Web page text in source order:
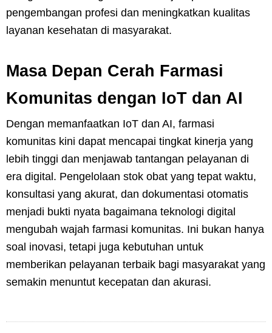
pengembangan profesi dan meningkatkan kualitas
layanan kesehatan di masyarakat.
Masa Depan Cerah Farmasi
Komunitas dengan IoT dan AI
Dengan memanfaatkan IoT dan AI, farmasi
komunitas kini dapat mencapai tingkat kinerja yang
lebih tinggi dan menjawab tantangan pelayanan di
era digital. Pengelolaan stok obat yang tepat waktu,
konsultasi yang akurat, dan dokumentasi otomatis
menjadi bukti nyata bagaimana teknologi digital
mengubah wajah farmasi komunitas. Ini bukan hanya
soal inovasi, tetapi juga kebutuhan untuk
memberikan pelayanan terbaik bagi masyarakat yang
semakin menuntut kecepatan dan akurasi.